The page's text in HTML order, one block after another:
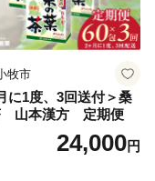
牧市
に1度、3回送付＞桑
山本漢方 定期便
24,000円